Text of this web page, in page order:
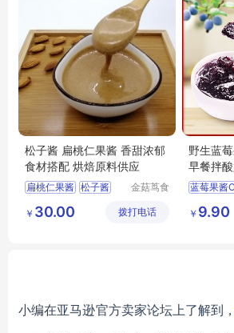
松子酱 扁桃仁果酱 香甜浓郁
食材搭配 烘焙原料供应
扁桃仁果酱 松子酱
金菇茑食
有限责任
￥ 30.00 拨打电话
野生蓝
早餐拌
加工定制
蓝莓果酱
蓝莓果酱
￥ 9.90
小编在亚马逊官方卖家论坛上了解到，